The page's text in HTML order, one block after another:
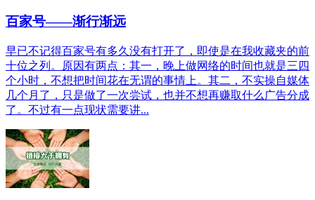
百家号——渐行渐远
早已不记得百家号有多久没有打开了，即使是在我收藏夹的前
十位之列。原因有两点：其一，晚上做网络的时间也就是三四
个小时，不想把时间花在无谓的事情上。其二，不实操自媒体
几个月了，只是做了一次尝试，也并不想再赚取什么广告分成
了。不过有一点现状需要讲...